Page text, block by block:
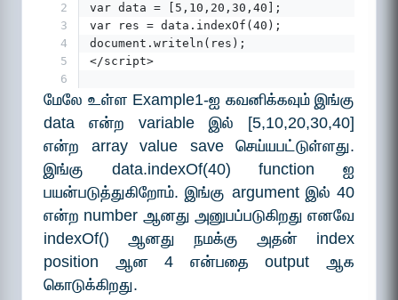
2
var data = [5,10,20,30,40];
3
var res = data.indexOf(40);
4
document.writeln(res);
5
</script>
6
மேலே உள்ள Example1-ஐ கவனிக்கவும் இங்கு
data என்ற variable இல் [5,10,20,30,40]
என்ற array value save செய்யபட்டுள்ளது.
இங்கு data.indexOf(40) function ஐ
பயன்படுத்துகிறோம். இங்கு argument இல் 40
என்ற number ஆனது அனுபப்படுகிறது எனவே
indexOf() ஆனது நமக்கு அதன் index
position ஆன 4 என்பதை output ஆக
கொடுக்கிறது.